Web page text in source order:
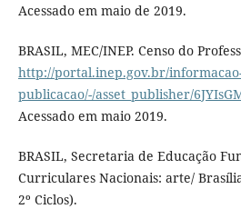
Acessado em maio de 2019.
BRASIL, MEC/INEP. Censo do
http://portal.inep.gov.br/
publicacao/-/asset_publisher/
Acessado em maio 2019.
BRASIL, Secretaria de Educação
Curriculares Nacionais: arte/
2º Ciclos).